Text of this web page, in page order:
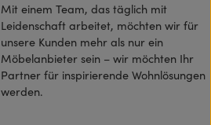
Mit einem Team, das täglich mit
Leidenschaft arbeitet, möchten wir für
unsere Kunden mehr als nur ein
Möbelanbieter sein – wir möchten Ihr
Partner für inspirierende Wohnlösungen
werden.